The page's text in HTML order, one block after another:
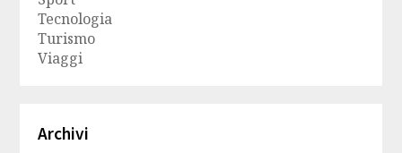
Tecnologia
Turismo
Viaggi
Archivi